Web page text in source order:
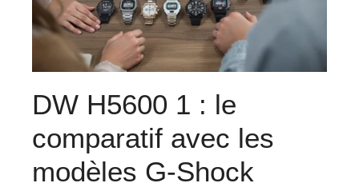
DW H5600 1 : le
comparatif avec les
modèles G-Shock